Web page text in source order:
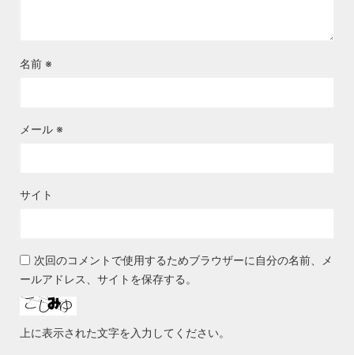
名前 ※
メール ※
サイト
次回のコメントで使用するためブラウザーに自分の名前、メ
ールアドレス、サイトを保存する。
上に表示された文字を入力してください。